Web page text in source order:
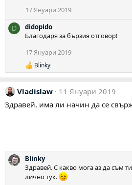
17 Януари 2019
D
didopido
Благодаря за бързия отговор!
17 Януари 2019
Р
е
а
к
и
Blinky
Vladislaw
11 Януари 2019
Здравей, има ли начин да се
Blinky
Здравей. С какво мога аз да съм
лично тук.